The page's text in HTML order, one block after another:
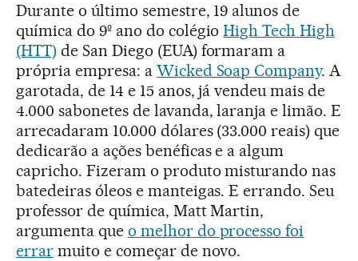
Durante o último semestre, 19 alunos de
química do 9º ano do colégioHigh Tech High
(HTT) de San Diego (EUA) formaram a
própria empresa: a Wicked Soap Company. A
garotada, de 14 e 15 anos, já vendeu mais de
4.000 sabonetes de lavanda, laranja e limão. E
arrecadaram 10.000 dólares (33.000 reais) que
dedicarão a ações benéficas e a algum
capricho. Fizeram o produto misturando nas
batedeiras óleos e manteigas. E errando. Seu
professor de química, Matt Martin,
argumenta que o melhor do processo foi
errarmuito e começar de novo.